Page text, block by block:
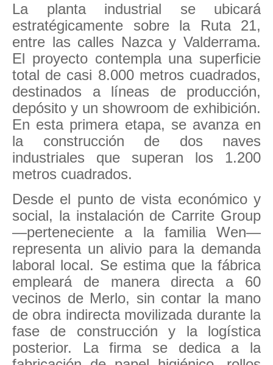
La planta industrial se ubicará
estratégicamente sobre la Ruta 21,
entre las calles Nazca y Valderrama.
El proyecto contempla una superficie
total de casi 8.000 metros cuadrados,
destinados a líneas de producción,
depósito y un showroom de exhibición.
En esta primera etapa, se avanza en
la construcción de dos naves
industriales que superan los 1.200
metros cuadrados.
Desde el punto de vista económico y
social, la instalación de Carrite Group
—perteneciente a la familia Wen—
representa un alivio para la demanda
laboral local. Se estima que la fábrica
empleará de manera directa a 60
vecinos de Merlo, sin contar la mano
de obra indirecta movilizada durante la
fase de construcción y la logística
posterior. La firma se dedica a la